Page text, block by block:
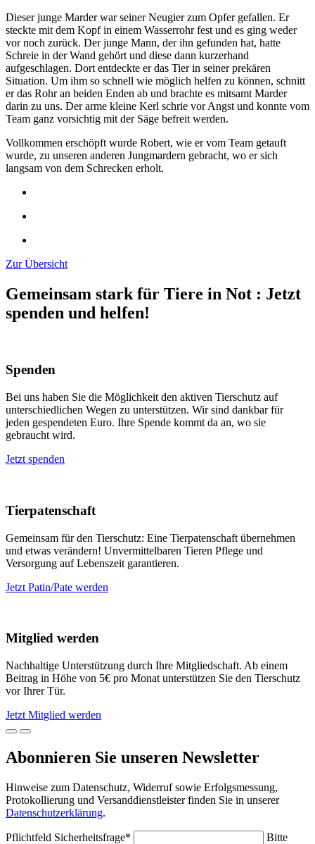
Dieser junge Marder war seiner Neugier zum Opfer gefallen. Er
steckte mit dem Kopf in einem Wasserrohr fest und es ging weder
vor noch zurück. Der junge Mann, der ihn gefunden hat, hatte
Schreie in der Wand gehört und diese dann kurzerhand
aufgeschlagen. Dort entdeckte er das Tier in seiner prekären
Situation. Um ihm so schnell wie möglich helfen zu können, schnitt
er das Rohr an beiden Enden ab und brachte es mitsamt Marder
darin zu uns. Der arme kleine Kerl schrie vor Angst und konnte vom
Team ganz vorsichtig mit der Säge befreit werden.
Vollkommen erschöpft wurde Robert, wie er vom Team getauft
wurde, zu unseren anderen Jungmardern gebracht, wo er sich
langsam von dem Schrecken erholt.
Zur Übersicht
Gemeinsam stark für Tiere in Not : Jetzt
spenden und helfen!
Spenden
Bei uns haben Sie die Möglichkeit den aktiven Tierschutz auf
unterschiedlichen Wegen zu unterstützen. Wir sind dankbar für
jeden gespendeten Euro. Ihre Spende kommt da an, wo sie
gebraucht wird.
Jetzt spenden
Tierpatenschaft
Gemeinsam für den Tierschutz: Eine Tierpatenschaft übernehmen
und etwas verändern! Unvermittelbaren Tieren Pflege und
Versorgung auf Lebenszeit garantieren.
Jetzt Patin/Pate werden
Mitglied werden
Nachhaltige Unterstützung durch Ihre Mitgliedschaft. Ab einem
Beitrag in Höhe von 5€ pro Monat unterstützen Sie den Tierschutz
vor Ihrer Tür.
Jetzt Mitglied werden
Abonnieren Sie unseren Newsletter
Hinweise zum Datenschutz, Widerruf sowie Erfolgsmessung,
Protokollierung und Versanddienstleister finden Sie in unserer
Datenschutzerklärung.
Pflichtfeld Sicherheitsfrage* Bitte